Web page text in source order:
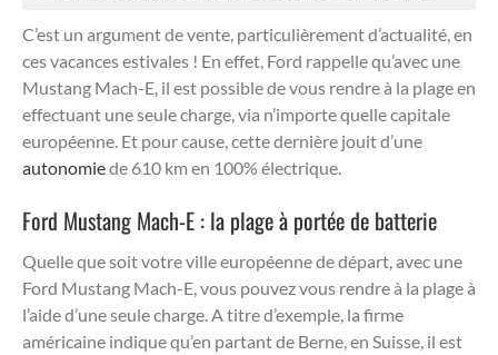
C’est un argument de vente, particulièrement d’actualité, en
ces vacances estivales ! En effet, Ford rappelle qu’avec une
Mustang Mach-E, il est possible de vous rendre à la plage en
effectuant une seule charge, via n’importe quelle capitale
européenne. Et pour cause, cette dernière jouit d’une
autonomiede 610 km en 100% électrique.
Ford Mustang Mach-E : la plage à portée de batterie
Quelle que soit votre ville européenne de départ, avec une
Ford Mustang Mach-E, vous pouvez vous rendre à la plage à
l’aide d’une seule charge. A titre d’exemple, la firme
américaine indique qu’en partant de Berne, en Suisse, il est